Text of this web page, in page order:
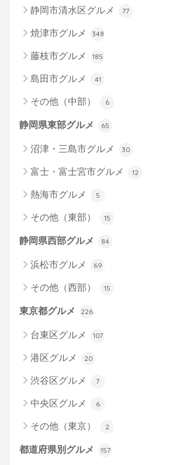
静岡市清水区グルメ 77
焼津市グルメ 348
藤枝市グルメ 185
島田市グルメ 41
その他（中部） 6
静岡県東部グルメ 65
沼津・三島市グルメ 30
富士・富士宮市グルメ 12
熱海市グルメ 5
その他（東部） 15
静岡県西部グルメ 84
浜松市グルメ 69
その他（西部） 15
東京都グルメ 226
台東区グルメ 107
港区グルメ 20
渋谷区グルメ 7
中央区グルメ 6
その他（東京） 2
都道府県別グルメ 157